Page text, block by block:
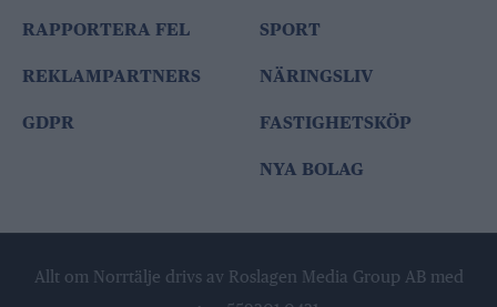
RAPPORTERA FEL
REKLAMPARTNERS
GDPR
SPORT
NÄRINGSLIV
FASTIGHETSKÖP
NYA BOLAG
Allt om Norrtälje drivs av Roslagen Media Group AB med